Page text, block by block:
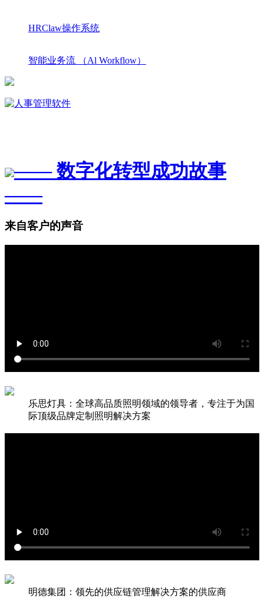
HRClaw操作系统
智能业务流 （Al Workflow）
—— 数字化转型成功故事
——
来自客户的声音
乐思灯具：全球高品质照明领域的领导者，专注于为国
际顶级品牌定制照明解决方案
明德集团：领先的供应链管理解决方案的供应商